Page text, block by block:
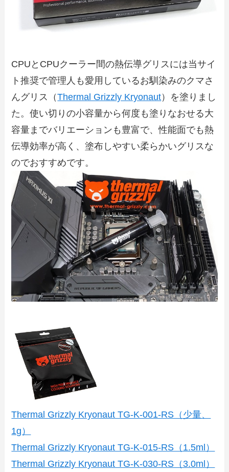
CPUとCPUクーラー間の熱伝導グリスには当サイ
ト推奨で管理人も愛用しているお馴染みのクマさ
んグリス（Thermal Grizzly Kryonaut）を塗りまし
た。使い切りの小容量から何度も塗りなおせる大
容量までバリエーションも豊富で、性能面でも熱
伝導効率が高く、塗布しやすい柔らかいグリスな
のでおすすめです。
Thermal Grizzly Kryonaut TG-K-001-RS（少量、
1g）
Thermal Grizzly Kryonaut TG-K-015-RS（1.5ml）
Thermal Grizzly Kryonaut TG-K-030-RS（3.0ml）